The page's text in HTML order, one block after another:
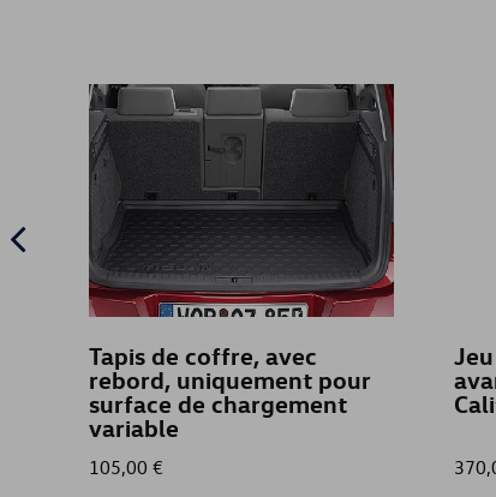
Tapis de coffre, avec
rebord, uniquement pour
surface de chargement
variable
105,00 €